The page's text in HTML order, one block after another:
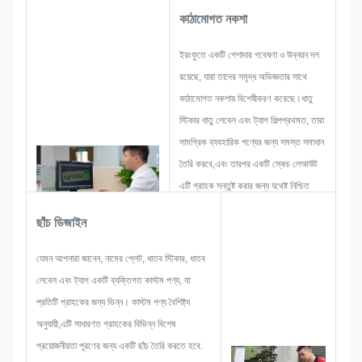
কাঠামোগত নকশা
ইয়ংফুতে একটি পেশাদার গবেষণা ও উন্নয়ন দল
রয়েছে, যারা তাদের সমৃদ্ধ অভিজ্ঞতার সাথে
কাঠামোগত নকশায় বিশেষীকরণ করেছে।ধাতু
স্টিকার ধাতু লেবেল এবং ট্যাগ শিল্পপ্রথমত, তারা
সামগ্রিক ব্যবহারিক পণ্যের জন্য সমস্ত সমাধান
তৈরি করবে,এবং তারপর একটি স্কেচ লেআউট
এটি গ্রাহক সন্তুষ্ট করার জন্য যথেষ্ট নিশ্চিত
ছাঁচ ডিজাইন
যেমন আপনারা জানেন, নামের প্লেট, ধাতব স্টিকার, ধাতব
লেবেল এবং ট্যাগ একটি ব্যক্তিগত কাস্টম পণ্য, যা
প্রতিটি গ্রাহকের জন্য ভিন্ন। কাস্টম পণ্য বৈশিষ্ট্য
অনুযায়ী,এটি সাধারণত গ্রাহকের বিভিন্ন বিশেষ
প্রয়োজনীয়তা পূরণের জন্য একটি ছাঁচ তৈরি করতে হবে.